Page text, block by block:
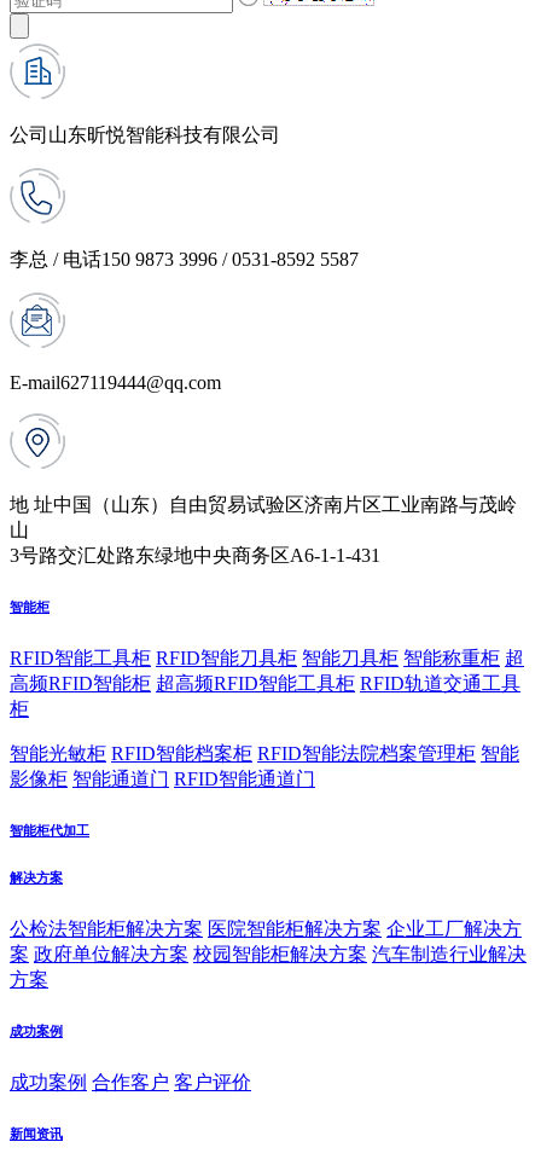
公司 山东昕悦智能科技有限公司
李总 / 电话150 9873 3996 / 0531-8592 5587
E-mail627119444@qq.com
地 址中国（山东）自由贸易试验区济南片区工业南路与茂岭
山
3号路交汇处路东绿地中央商务区A6-1-1-431
智能柜
RFID智能工具柜 RFID智能刀具柜 智能刀具柜 智能称重柜 超
高频RFID智能柜 超高频RFID智能工具柜 RFID轨道交通工具
柜
智能光敏柜 RFID智能档案柜 RFID智能法院档案管理柜 智能
影像柜 智能通道门 RFID智能通道门
智能柜代加工
解决方案
公检法智能柜解决方案 医院智能柜解决方案 企业工厂解决方
案 政府单位解决方案 校园智能柜解决方案 汽车制造行业解决
方案
成功案例
成功案例 合作客户 客户评价
新闻资讯